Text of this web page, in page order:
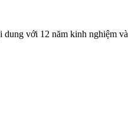
với 12 năm kinh nghiệm